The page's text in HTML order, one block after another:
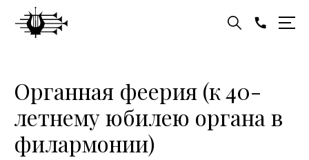
Органная феерия (к 40-
летнему юбилею органа в
филармонии)